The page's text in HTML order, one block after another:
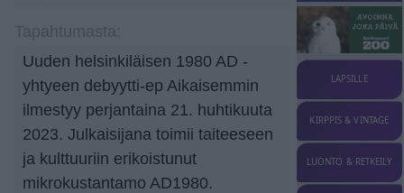
Uuden helsinkiläisen 1980 AD -
yhtyeen debyytti-ep Aikaisemmin
ilmestyy perjantaina 21. huhtikuuta
2023. Julkaisijana toimii taiteeseen
ja kulttuuriin erikoistunut
mikrokustantamo AD1980.
LAPSILLE
KIRPPIS & VINTAGE
LUONTO & RETKEILY